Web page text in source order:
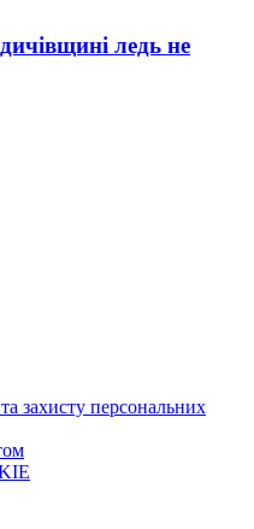
ледь не
захисту персональних